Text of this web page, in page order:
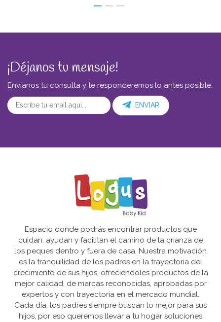
¡Déjanos tu mensaje!
Envíanos tu consulta y te responderemos lo antes posible.
ENVIAR
Espacio donde podrás encontrar productos que
cuidan, ayudan y facilitan el camino de la crianza de
los peques dentro y fuera de casa. Nuestra motivación
es la tranquilidad de los padres en la trayectoria del
crecimiento de sus hijos, ofreciéndoles productos de la
mejor calidad, de marcas reconocidas, aprobadas por
expertos y con trayectoria en el mercado mundial.
Cada día, los padres siempre buscan lo mejor para sus
hijos, por eso queremos llevar a tu hogar soluciones